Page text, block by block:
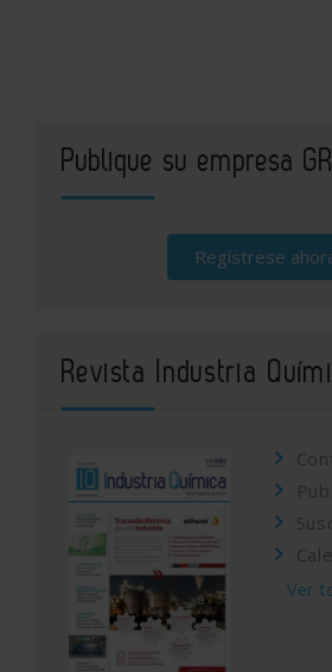
Publique su empresa
Regístrese
Revista Industria
Ver